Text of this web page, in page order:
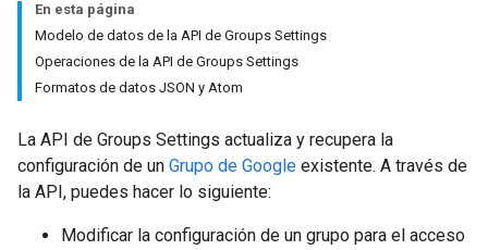
En esta página
Modelo de datos de la API de Groups Settings
Operaciones de la API de Groups Settings
Formatos de datos JSON y Atom
La API de Groups Settings actualiza y recupera la
configuración de un Grupo de Google existente. A través de
la API, puedes hacer lo siguiente:
Modificar la configuración de un grupo para el acceso